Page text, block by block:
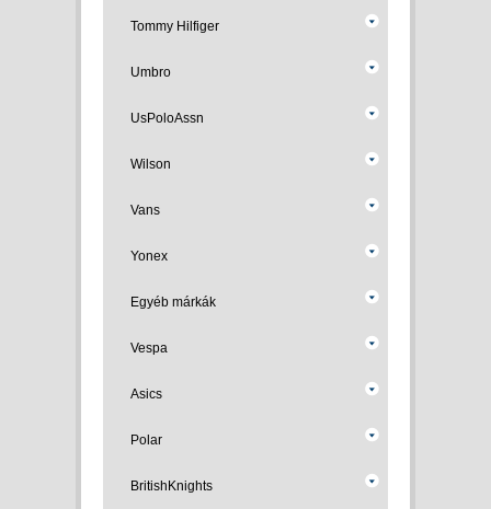
Tommy Hilfiger
Umbro
UsPoloAssn
Wilson
Vans
Yonex
Egyéb márkák
Vespa
Asics
Polar
BritishKnights